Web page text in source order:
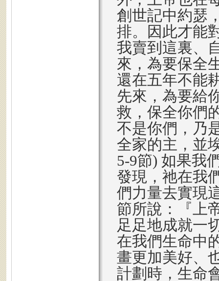
創世記中約瑟
排。因此才能
我賣到這裏、
來，為要保全
還在五年不能
先來，為要給
救，保全你們
不是你們，乃
全家的主，並
5-9節) 如果我
發現，祂在我
們力量去實現
節所說：『上
足足地成就一
在我們生命中
畫更加美好、
計劃時，生命